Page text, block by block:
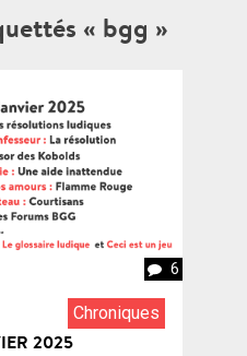
« bgg »
6
Chroniques
2025